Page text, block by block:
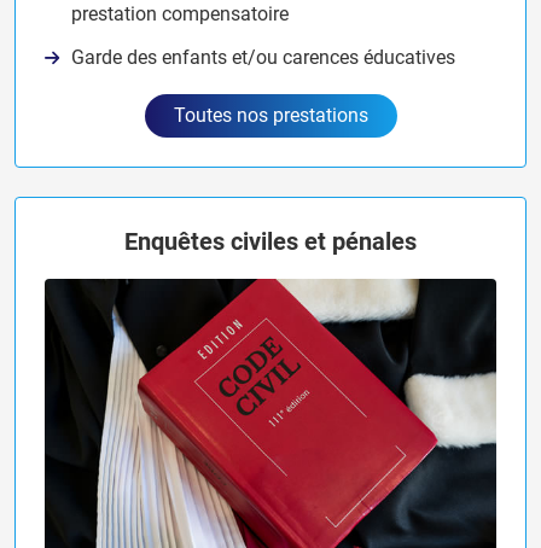
prestation compensatoire
Garde des enfants et/ou carences éducatives
Toutes nos prestations
Enquêtes civiles et pénales